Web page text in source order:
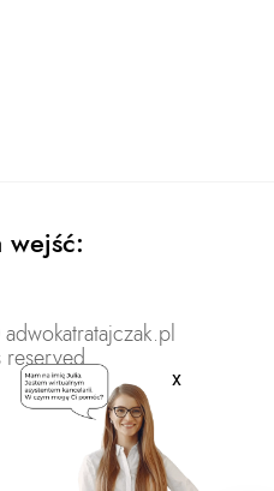
x
wejść:
reserved